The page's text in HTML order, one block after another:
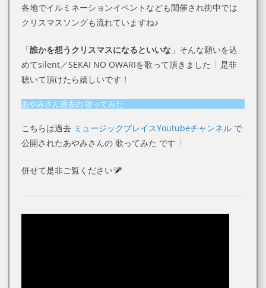
各地でイルミネーションイベントなども開催され街中では
クリスマスソングも流れていますね♪
「誰かを想うクリスマスになるといいな 」そんな願いを込
めてsilent／SEKAI NO OWARIを歌って頂きました
是非
聴いて頂けたら嬉しいです！
あやみさん過去の 歌ってみた
こちらは過去 ミュージックプレイスYoutubeチャンネル で
公開されたあやみさんの 歌ってみた です
併せて是非ご覧ください